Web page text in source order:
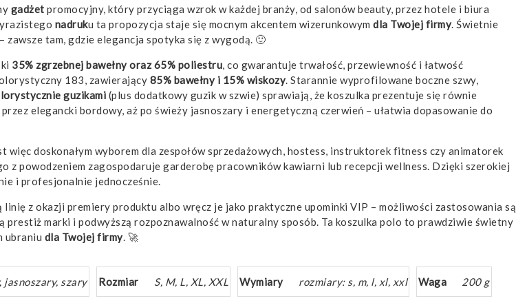
gadżet promocyjny, który przyciąga wzrok w każdej branży, od salonów beauty, przez hotele i biura
nadruku ta propozycja staje się mocnym akcentem wizerunkowym dla Twojej firmy. Świetnie
tam, gdzie elegancja spotyka się z wygodą. 🙂
35% zgrzebnej bawełny oraz 65% poliestru , co gwarantuje trwałość, przewiewność i łatwość
183, zawierający 85% bawełny i 15% wiskozy. Starannie wyprofilowane boczne szwy,
guzikami (plus dodatkowy guzik w szwie) sprawiają, że koszulka prezentuje się równie
elegancki bordowy, aż po świeży jasnoszary i energetyczną czerwień – ułatwia dopasowanie do
więc doskonałym wyborem dla zespołów sprzedażowych, hostess, instruktorek fitness czy animatorek
z powodzeniem zagospodaruje garderobę pracowników kawiarni lub recepcji wellness. Dzięki szerokiej
i profesjonalnie jednocześnie.
z okazji premiery produktu albo wręcz je jako praktyczne upominki VIP – możliwości zastosowania są
prestiż marki i podwyższą rozpoznawalność w naturalny sposób. Ta koszulka polo to prawdziwie świetny
ubraniu dla Twojej firmy. 🚀
jasnoszary, szary Rozmiar S, M, L, XL, XXL Wymiary rozmiary: s, m, l, xl, xxl Waga 200 g